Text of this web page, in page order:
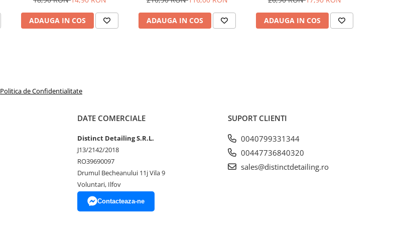
ADAUGA IN COS ADAUGA IN COS ADAUGA IN COS
Politica de Confidentialitate
DATE COMERCIALE
Distinct Detailing S.R.L.
J13/2142/2018
RO39690097
Drumul Becheanului 11j Vila 9
Voluntari, Ilfov
Contacteaza-ne
SUPORT CLIENTI
0040799331344
00447736840320
sales@distinctdetailing.ro